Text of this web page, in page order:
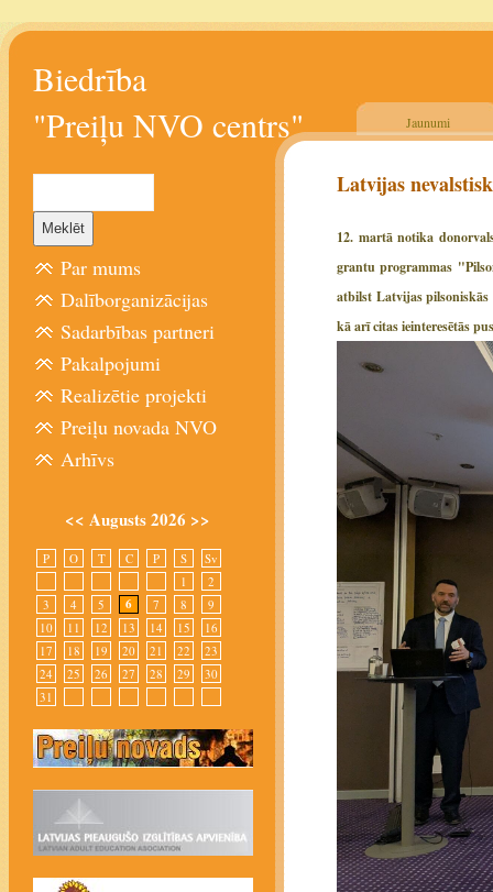
Biedrība
"Preiļu NVO centrs"
Jaunumi
Latvijas
12. martā notika
grantu programmas
atbilst Latvijas pilsoniskās
kā arī citas ieinteresētās
Par mums
Dalīborganizācijas
Sadarbības partneri
Pakalpojumi
Realizētie projekti
Preiļu novada NVO
Arhīvs
<< Augusts 2026 >>
P O T C P S
Sv
1
2
3
4 5 6 7 8
9
10
11 12 13 14 15
16
17
18 19 20 21 22
23
24
25 26 27 28 29
30
31